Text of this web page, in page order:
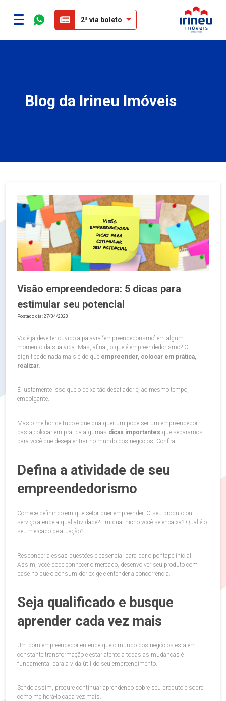
2ª via boleto
Blog da Irineu Imóveis
Visão empreendedora: 5 dicas para
estimular seu potencial
Postado dia: 27/04/2023
Você já deve ter ouvido a palavra “empreendedorismo” em algum
momento da sua vida. Mas, afinal, o que é empreendedorismo? O
significado nada mais é do que empreender, colocar em prática,
realizar.
É justamente isso que o deixa tão desafiador e, ao mesmo tempo,
empolgante.
Mas o melhor de tudo é que qualquer um pode ser um empreendedor,
basta colocar em prática algumas dicas importantes que separamos
para você que deseja entrar no mundo dos negócios. Confira!
Defina a atividade de seu
empreendedorismo
Comece definindo em que setor quer empreender. O seu produto ou
serviço atende a qual atividade? Em qual nicho você se encaixa? Qual é o
seu mercado de atuação?
Responder a essas questões é essencial para dar o pontapé inicial.
Assim, você pode conhecer o mercado, desenvolver seu produto com
base no que o consumidor exige e entender a concorrência.
Seja qualificado e busque
aprender cada vez mais
Um bom empreendedor entende que o mundo dos negócios está em
constante transformação e estar atento a todas as mudanças é
fundamental para a vida útil do seu empreendimento.
Sendo assim, procure continuar aprendendo sobre seu produto e sobre
como melhorá-lo cada vez mais.